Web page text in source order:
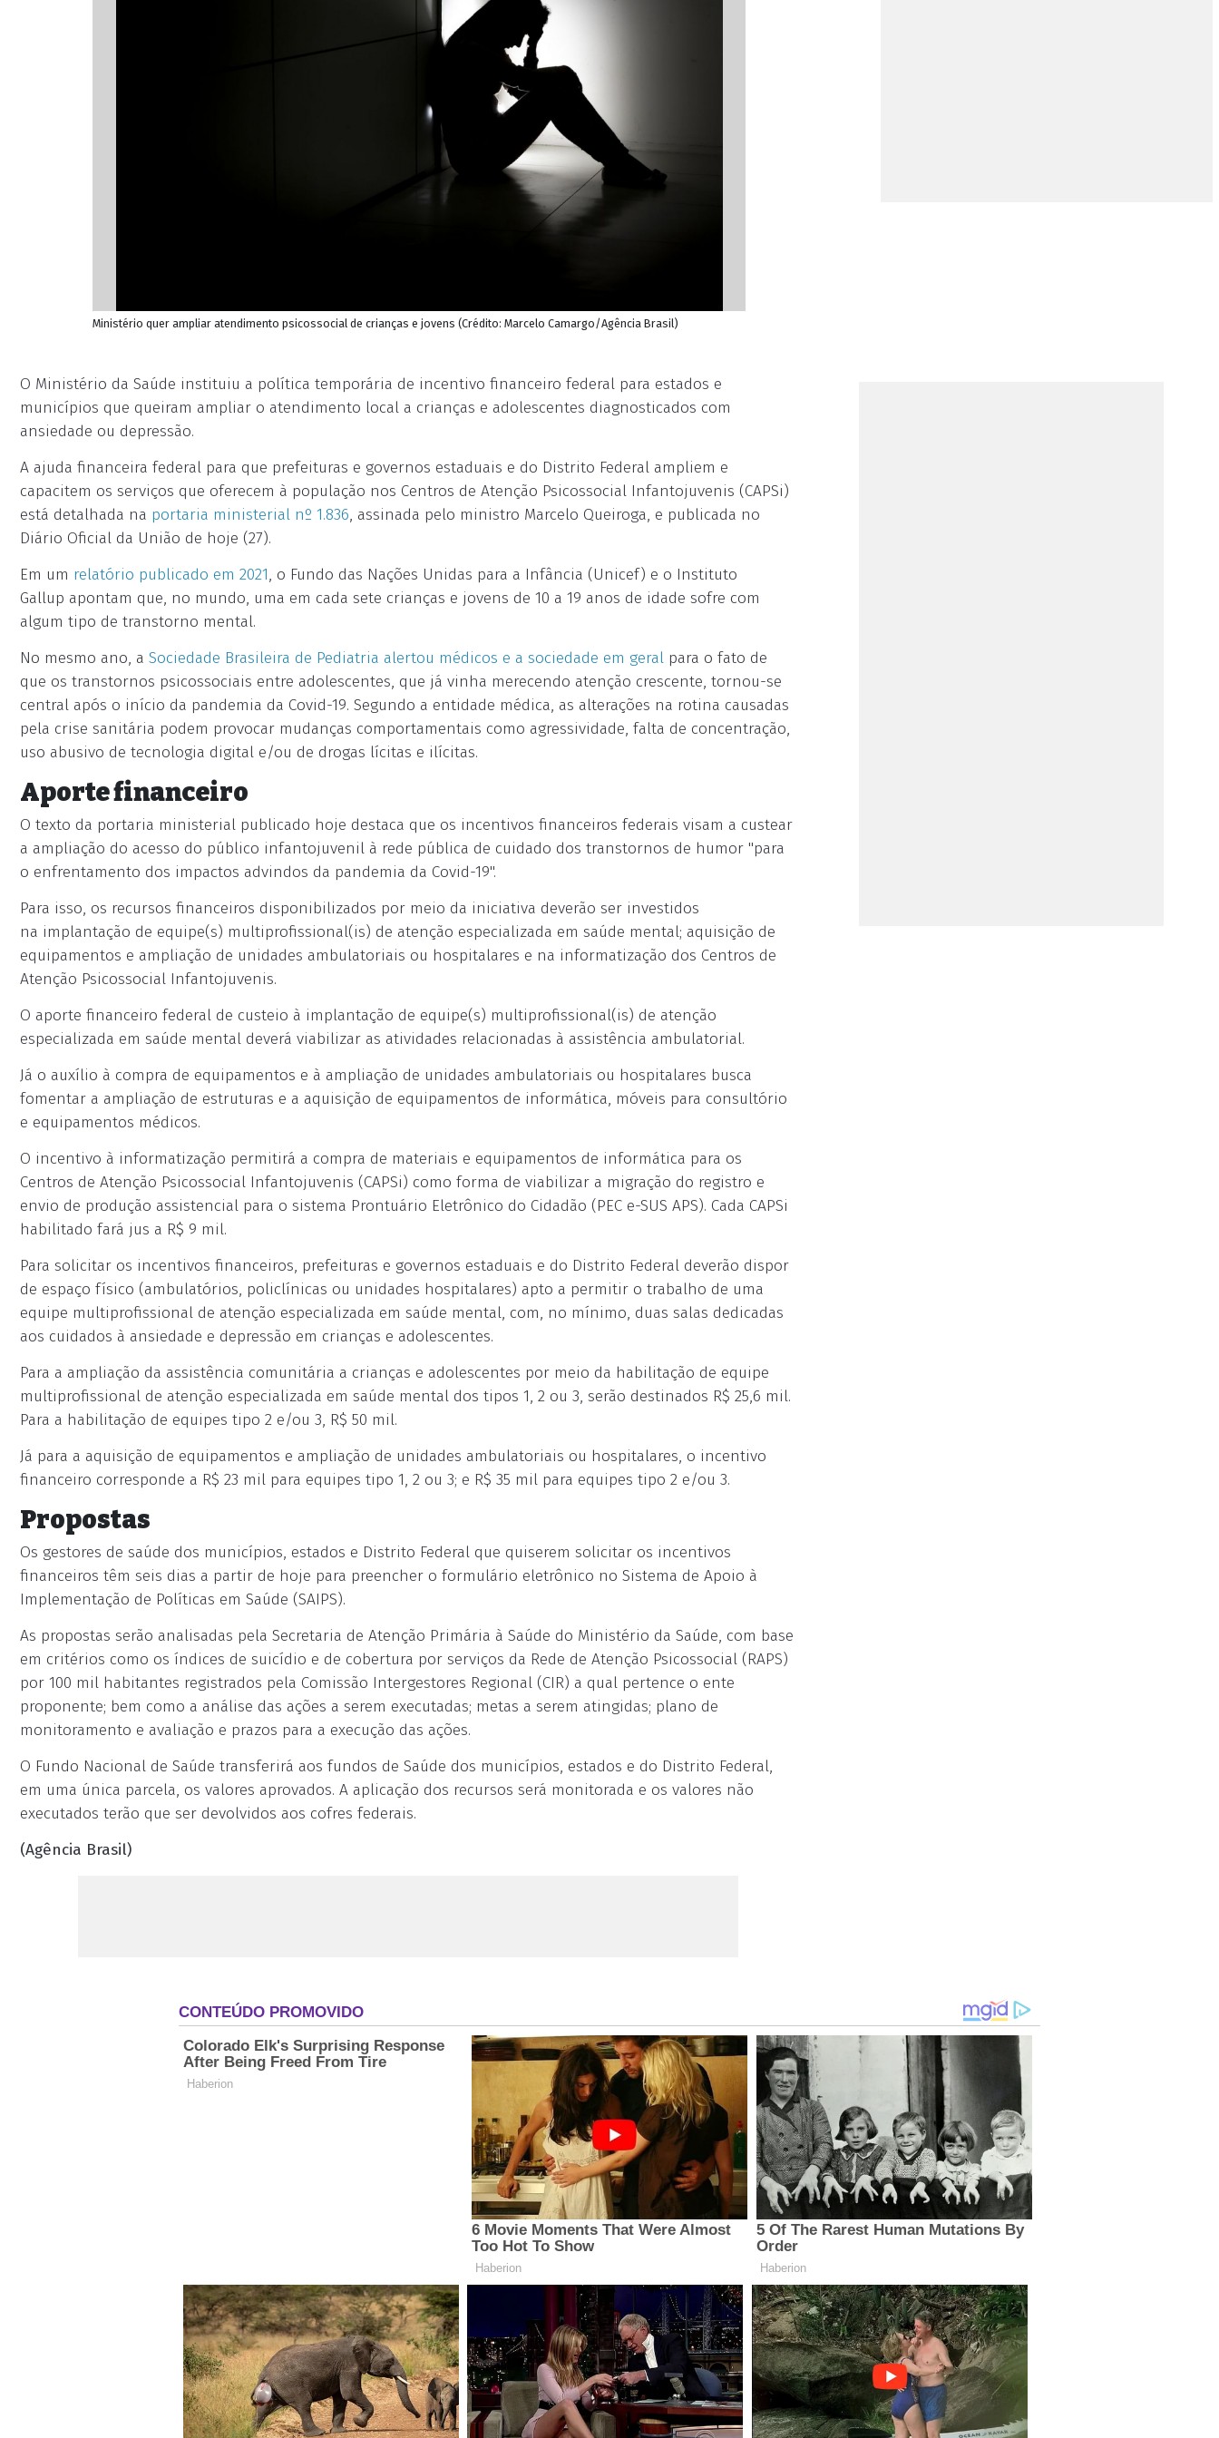
Ministério quer ampliar atendimento psicossocial de crianças e jovens (Crédito: Marcelo Camargo/Agência Brasil)
O Ministério da Saúde instituiu a política temporária de incentivo financeiro federal para estados e
municípios que queiram ampliar o atendimento local a crianças e adolescentes diagnosticados com
ansiedade ou depressão.
A ajuda financeira federal para que prefeituras e governos estaduais e do Distrito Federal ampliem e
capacitem os serviços que oferecem à população nos Centros de Atenção Psicossocial Infantojuvenis (CAPSi)
está detalhada na portaria ministerial nº 1.836, assinada pelo ministro Marcelo Queiroga, e publicada no
Diário Oficial da União de hoje (27).
Em um relatório publicado em 2021, o Fundo das Nações Unidas para a Infância (Unicef) e o Instituto
Gallup apontam que, no mundo, uma em cada sete crianças e jovens de 10 a 19 anos de idade sofre com
algum tipo de transtorno mental.
No mesmo ano, a Sociedade Brasileira de Pediatria alertou médicos e a sociedade em geral para o fato de
que os transtornos psicossociais entre adolescentes, que já vinha merecendo atenção crescente, tornou-se
central após o início da pandemia da Covid-19. Segundo a entidade médica, as alterações na rotina causadas
pela crise sanitária podem provocar mudanças comportamentais como agressividade, falta de concentração,
uso abusivo de tecnologia digital e/ou de drogas lícitas e ilícitas.
Aporte financeiro
O texto da portaria ministerial publicado hoje destaca que os incentivos financeiros federais visam a custear
a ampliação do acesso do público infantojuvenil à rede pública de cuidado dos transtornos de humor "para
o enfrentamento dos impactos advindos da pandemia da Covid-19".
Para isso, os recursos financeiros disponibilizados por meio da iniciativa deverão ser investidos
na implantação de equipe(s) multiprofissional(is) de atenção especializada em saúde mental; aquisição de
equipamentos e ampliação de unidades ambulatoriais ou hospitalares e na informatização dos Centros de
Atenção Psicossocial Infantojuvenis.
O aporte financeiro federal de custeio à implantação de equipe(s) multiprofissional(is) de atenção
especializada em saúde mental deverá viabilizar as atividades relacionadas à assistência ambulatorial.
Já o auxílio à compra de equipamentos e à ampliação de unidades ambulatoriais ou hospitalares busca
fomentar a ampliação de estruturas e a aquisição de equipamentos de informática, móveis para consultório
e equipamentos médicos.
O incentivo à informatização permitirá a compra de materiais e equipamentos de informática para os
Centros de Atenção Psicossocial Infantojuvenis (CAPSi) como forma de viabilizar a migração do registro e
envio de produção assistencial para o sistema Prontuário Eletrônico do Cidadão (PEC e-SUS APS). Cada CAPSi
habilitado fará jus a R$ 9 mil.
Para solicitar os incentivos financeiros, prefeituras e governos estaduais e do Distrito Federal deverão dispor
de espaço físico (ambulatórios, policlínicas ou unidades hospitalares) apto a permitir o trabalho de uma
equipe multiprofissional de atenção especializada em saúde mental, com, no mínimo, duas salas dedicadas
aos cuidados à ansiedade e depressão em crianças e adolescentes.
Para a ampliação da assistência comunitária a crianças e adolescentes por meio da habilitação de equipe
multiprofissional de atenção especializada em saúde mental dos tipos 1, 2 ou 3, serão destinados R$ 25,6 mil.
Para a habilitação de equipes tipo 2 e/ou 3, R$ 50 mil.
Já para a aquisição de equipamentos e ampliação de unidades ambulatoriais ou hospitalares, o incentivo
financeiro corresponde a R$ 23 mil para equipes tipo 1, 2 ou 3; e R$ 35 mil para equipes tipo 2 e/ou 3.
Propostas
Os gestores de saúde dos municípios, estados e Distrito Federal que quiserem solicitar os incentivos
financeiros têm seis dias a partir de hoje para preencher o formulário eletrônico no Sistema de Apoio à
Implementação de Políticas em Saúde (SAIPS).
As propostas serão analisadas pela Secretaria de Atenção Primária à Saúde do Ministério da Saúde, com base
em critérios como os índices de suicídio e de cobertura por serviços da Rede de Atenção Psicossocial (RAPS)
por 100 mil habitantes registrados pela Comissão Intergestores Regional (CIR) a qual pertence o ente
proponente; bem como a análise das ações a serem executadas; metas a serem atingidas; plano de
monitoramento e avaliação e prazos para a execução das ações.
O Fundo Nacional de Saúde transferirá aos fundos de Saúde dos municípios, estados e do Distrito Federal,
em uma única parcela, os valores aprovados. A aplicação dos recursos será monitorada e os valores não
executados terão que ser devolvidos aos cofres federais.
(Agência Brasil)